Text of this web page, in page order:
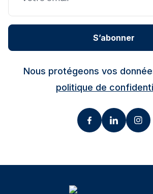
S’abonner
Nous protégeons vos
politique de